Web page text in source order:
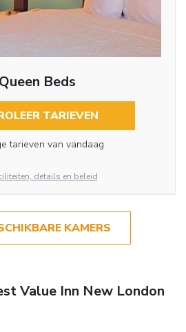
Beds
TARIEVEN
tarieven van vandaag
details en beleid
KAMERS
Value Inn New London